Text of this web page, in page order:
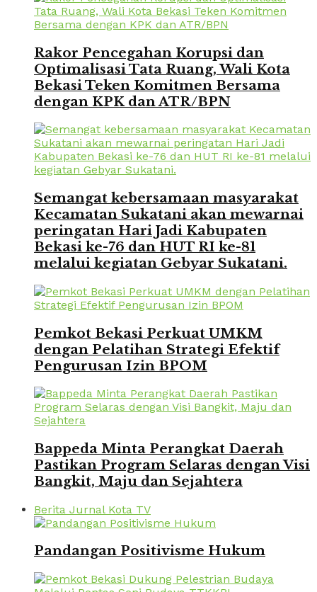
Rakor Pencegahan Korupsi dan
Optimalisasi Tata Ruang, Wali Kota
Bekasi Teken Komitmen Bersama
dengan KPK dan ATR/BPN
Semangat kebersamaan masyarakat
Kecamatan Sukatani akan mewarnai
peringatan Hari Jadi Kabupaten
Bekasi ke-76 dan HUT RI ke-81
melalui kegiatan Gebyar Sukatani.
Pemkot Bekasi Perkuat UMKM
dengan Pelatihan Strategi Efektif
Pengurusan Izin BPOM
Bappeda Minta Perangkat Daerah
Pastikan Program Selaras dengan Visi
Bangkit, Maju dan Sejahtera
Berita Jurnal Kota TV
Pandangan Positivisme Hukum